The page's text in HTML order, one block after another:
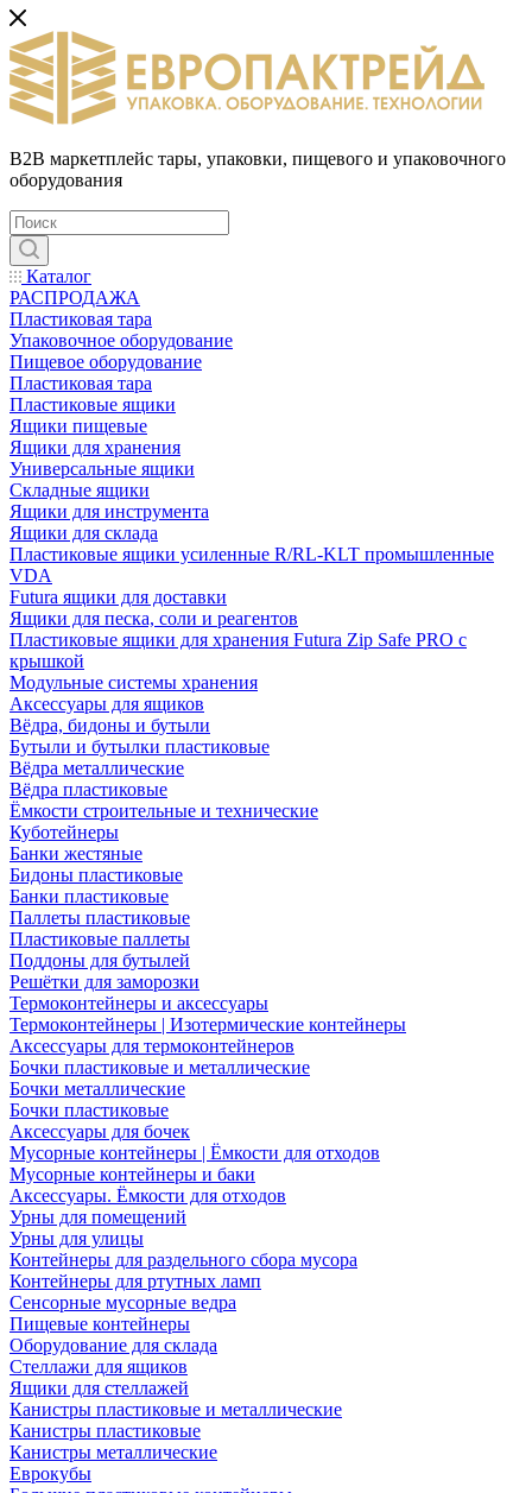
B2B маркетплейс тары, упаковки, пищевого и упаковочного
оборудования
Каталог
РАСПРОДАЖА
Пластиковая тара
Упаковочное оборудование
Пищевое оборудование
Пластиковая тара
Пластиковые ящики
Ящики пищевые
Ящики для хранения
Универсальные ящики
Складные ящики
Ящики для инструмента
Ящики для склада
Пластиковые ящики усиленные R/RL-KLT промышленные
VDA
Futura ящики для доставки
Ящики для песка, соли и реагентов
Пластиковые ящики для хранения Futura Zip Safe PRO с
крышкой
Модульные системы хранения
Аксессуары для ящиков
Вёдра, бидоны и бутыли
Бутыли и бутылки пластиковые
Вёдра металлические
Вёдра пластиковые
Ёмкости строительные и технические
Куботейнеры
Банки жестяные
Бидоны пластиковые
Банки пластиковые
Паллеты пластиковые
Пластиковые паллеты
Поддоны для бутылей
Решётки для заморозки
Термоконтейнеры и аксессуары
Термоконтейнеры | Изотермические контейнеры
Аксессуары для термоконтейнеров
Бочки пластиковые и металлические
Бочки металлические
Бочки пластиковые
Аксессуары для бочек
Мусорные контейнеры | Ёмкости для отходов
Мусорные контейнеры и баки
Аксессуары. Ёмкости для отходов
Урны для помещений
Урны для улицы
Контейнеры для раздельного сбора мусора
Контейнеры для ртутных ламп
Сенсорные мусорные ведра
Пищевые контейнеры
Оборудование для склада
Стеллажи для ящиков
Ящики для стеллажей
Канистры пластиковые и металлические
Канистры пластиковые
Канистры металлические
Еврокубы